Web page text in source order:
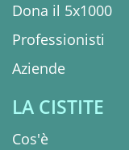
Dona il 5x1000
Professionisti
Aziende
LA CISTITE
Cos'è